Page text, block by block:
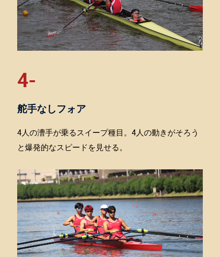
4-
舵手なしフォア
4人の漕手が乗るスイープ種目。4人の動きがそろう
と爆発的なスピードを見せる。